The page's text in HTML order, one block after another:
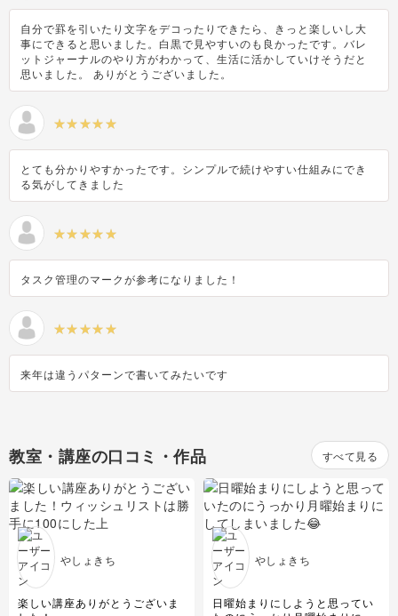
自分で罫を引いたり文字をデコったりできたら、きっと楽しいし大
事にできると思いました。白黒で見やすいのも良かったです。バレ
ットジャーナルのやり方がわかって、生活に活かしていけそうだと
思いました。 ありがとうございました。
とても分かりやすかったです。シンプルで続けやすい仕組みにでき
る気がしてきました
タスク管理のマークが参考になりました！
来年は違うパターンで書いてみたいです
教室・講座の口コミ・作品 すべて見る
やしょきち
楽しい講座ありがとうございま
やしょきち
日曜始まりにしようと思ってい